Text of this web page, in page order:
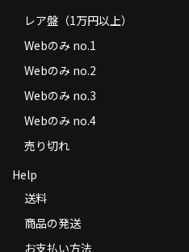
レア盤（1万円以上）
Webのみ no.1
Webのみ no.2
Webのみ no.3
Webのみ no.4
売り切れ
Help
送料
商品の発送
お支払い方法